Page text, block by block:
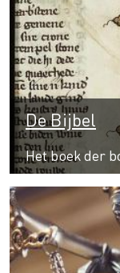
De Bijbel
Het boek der